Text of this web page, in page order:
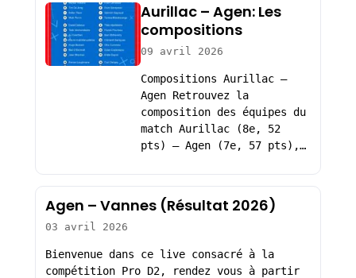
Aurillac – Agen: Les
compositions
09 avril 2026
Compositions Aurillac –
Agen Retrouvez la
composition des équipes du
match Aurillac (8e, 52
pts) – Agen (7e, 57 pts),…
Agen – Vannes (Résultat 2026)
03 avril 2026
Bienvenue dans ce live consacré à la
compétition Pro D2, rendez vous à partir